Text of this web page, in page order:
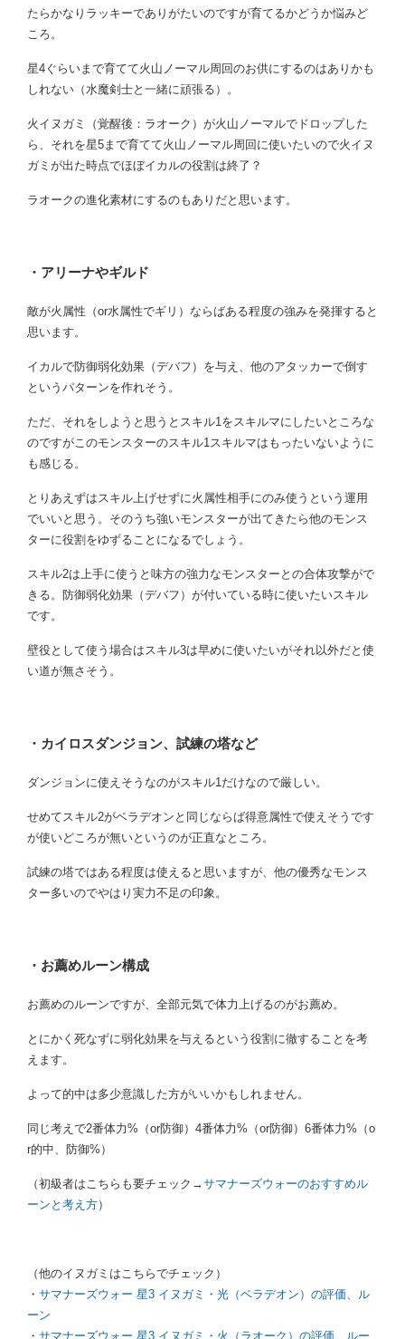
たらかなりラッキーでありがたいのですが育てるかどうか悩みど
ころ。
星4ぐらいまで育てて火山ノーマル周回のお供にするのはありかも
しれない（水魔剣士と一緒に頑張る）。
火イヌガミ（覚醒後：ラオーク）が火山ノーマルでドロップした
ら、それを星5まで育てて火山ノーマル周回に使いたいので火イヌ
ガミが出た時点でほぼイカルの役割は終了？
ラオークの進化素材にするのもありだと思います。
・アリーナやギルド
敵が火属性（or水属性でギリ）ならばある程度の強みを発揮すると
思います。
イカルで防御弱化効果（デバフ）を与え、他のアタッカーで倒す
というパターンを作れそう。
ただ、それをしようと思うとスキル1をスキルマにしたいところな
のですがこのモンスターのスキル1スキルマはもったいないように
も感じる。
とりあえずはスキル上げせずに火属性相手にのみ使うという運用
でいいと思う。そのうち強いモンスターが出てきたら他のモンス
ターに役割をゆずることになるでしょう。
スキル2は上手に使うと味方の強力なモンスターとの合体攻撃がで
きる。防御弱化効果（デバフ）が付いている時に使いたいスキル
です。
壁役として使う場合はスキル3は早めに使いたいがそれ以外だと使
い道が無さそう。
・カイロスダンジョン、試練の塔など
ダンジョンに使えそうなのがスキル1だけなので厳しい。
せめてスキル2がベラデオンと同じならば得意属性で使えそうです
が使いどころが無いというのが正直なところ。
試練の塔ではある程度は使えると思いますが、他の優秀なモンス
ター多いのでやはり実力不足の印象。
・お薦めルーン構成
お薦めのルーンですが、全部元気で体力上げるのがお薦め。
とにかく死なずに弱化効果を与えるという役割に徹することを考
えます。
よって的中は多少意識した方がいいかもしれません。
同じ考えで2番体力%（or防御）4番体力%（or防御）6番体力%（o
r的中、防御%）
（初級者はこちらも要チェック→サマナーズウォーのおすすめル
ーンと考え方）
（他のイヌガミはこちらでチェック）
・ サマナーズウォー 星3 イヌガミ・光（ベラデオン）の評価、ル
ーン
・ サマナーズウォー 星3 イヌガミ・火（ラオーク）の評価、ルー